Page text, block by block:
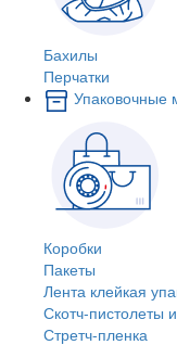
Бахилы
Перчатки
Упаковочные
Коробки
Пакеты
Лента клейкая
Скотч-пистолеты
Стретч-пленка